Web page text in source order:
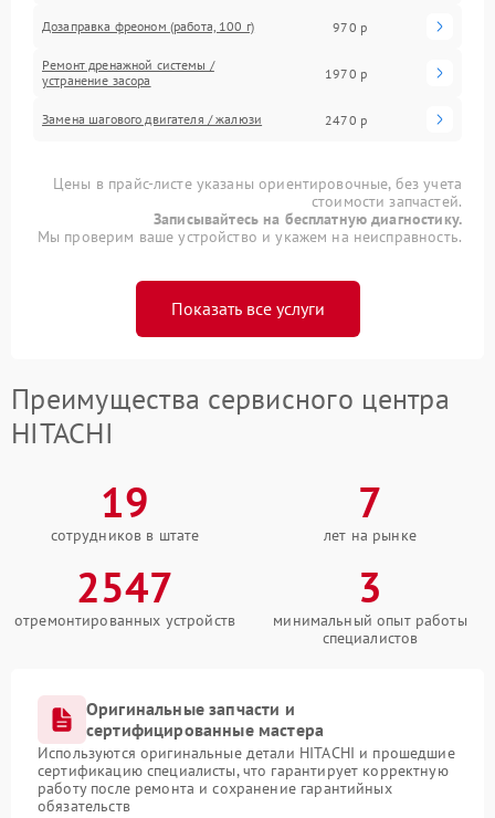
Дозаправка фреоном (работа, 100 г) 970 р
Ремонт дренажной системы /
устранение засора
1970 р
Замена шагового двигателя / жалюзи 2470 р
Цены в прайс-листе указаны ориентировочные, без учета
стоимости запчастей.
Записывайтесь на бесплатную диагностику.
Мы проверим ваше устройство и укажем на неисправность.
Показать все услуги
Преимущества сервисного центра
HITACHI
19
сотрудников в штате
7
лет на рынке
2547
отремонтированных устройств
3
минимальный опыт работы
специалистов
Оригинальные запчасти и
сертифицированные мастера
Используются оригинальные детали HITACHI и прошедшие
сертификацию специалисты, что гарантирует корректную
работу после ремонта и сохранение гарантийных
обязательств